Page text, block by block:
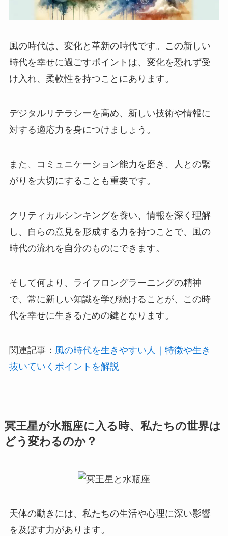
風の時代は、変化と革新の時代です。この新しい
時代を幸せに過ごすポイントは、変化を恐れず受
け入れ、柔軟性を持つことにあります。
デジタルリテラシーを高め、新しい技術や情報に
対する適応力を身につけましょう。
また、コミュニケーション能力を磨き、人との繋
がりを大切にすることも重要です。
クリティカルシンキングを養い、情報を深く理解
し、自らの意見を形成する力を持つことで、風の
時代の流れを自分のものにできます。
そして何より、ライフロングラーニングの精神
で、常に新しい知識を学び続けることが、この時
代を幸せに生きるための鍵となります。
関連記事： 風の時代を生きやすい人｜特徴や生き
抜いていくポイントを解説
冥王星が水瓶座に入る時、私たちの世界は
どう変わるのか？
天体の動きには、私たちの生活や心理に深い影響
を及ぼす力があります。